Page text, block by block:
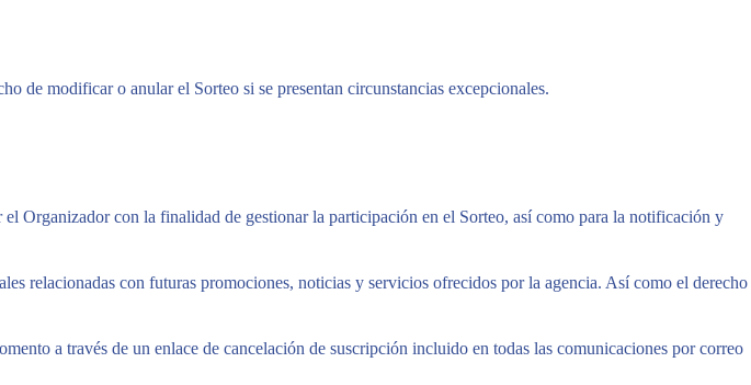
de modificar o anular el Sorteo si se presentan circunstancias excepcionales.
Organizador con la finalidad de gestionar la participación en el Sorteo, así como para la notificación y
relacionadas con futuras promociones, noticias y servicios ofrecidos por la agencia. Así como el derecho
a través de un enlace de cancelación de suscripción incluido en todas las comunicaciones por correo